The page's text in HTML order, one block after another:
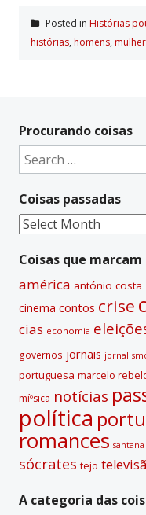
Posted in Histórias
histórias, homens,
Procurando coisas
Search
for:
Coisas passadas
Coisas
Coisas que marcam
américa antónio costa
cinema contos crise
cias economia
governos jornais
portuguesa marcelo
míºsica notí­cias
polí­tica
romances
sócrates tejo
A categoria das